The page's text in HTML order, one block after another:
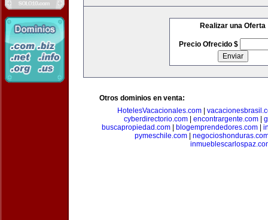
Realizar una Oferta
Precio Ofrecido $
Otros dominios en venta:
HotelesVacacionales.com|
cyberdirectorio.com| encontrargente.com|
buscapropiedad.com| blogemprendedores.com|
pymeschile.com|